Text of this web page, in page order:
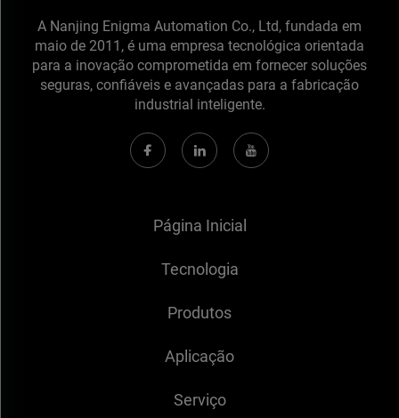
A Nanjing Enigma Automation Co., Ltd, fundada em
maio de 2011, é uma empresa tecnológica orientada
para a inovação comprometida em fornecer soluções
seguras, confiáveis e avançadas para a fabricação
industrial inteligente.
Página Inicial
Tecnologia
Produtos
Aplicação
Serviço